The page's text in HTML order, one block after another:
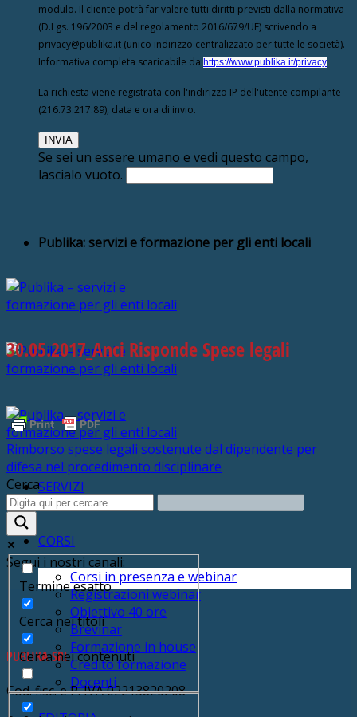
modulo. Il cliente potrà far valere tutti diritti previsti dalla normativa
(D.Lgs. 196/2003 e del regolamento 2016/679/UE) scrivendo a
privacy@publika.it (unico indirizzo centralizzato per tutte le società).
Informativa completa scaricabile da https://www.publika.it/privacy
La richiesta viene registrata con l'indirizzo IP dell'utente compilante
(216.73.217.89), data e ora di invio.
Se sei un essere umano e vedi questo campo,
lascialo vuoto.
Publika: servizi e formazione per gli enti locali
SERVIZI
CORSI
Corsi in presenza e webinar
Registrazioni webinar
Obiettivo 40 ore
Brevinar
Formazione in house
Credito formazione
Docenti
30.05.2017_Anci Risponde Spese legali
Rimborso spese legali sostenute dal dipendente per
difesa nel procedimento disciplinare
Cerca
Termine esatto
Cerca nei titoli
Cerca nei contenuti
Segui i nostri canali:
PUBLIKA SRL
Cod. fisc. e P. IVA 02213820208